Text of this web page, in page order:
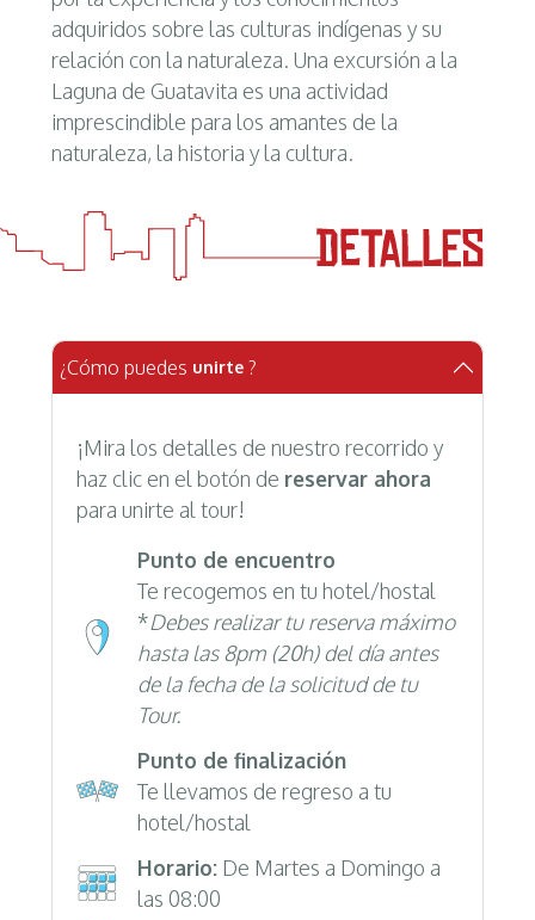
adquiridos sobre las culturas indígenas y su
relación con la naturaleza. Una excursión a la
Laguna de Guatavita es una actividad
imprescindible para los amantes de la
naturaleza, la historia y la cultura.
¿Cómo puedes unirte ?
¡Mira los detalles de nuestro recorrido y
haz clic en el botón de reservar ahora
para unirte al tour!
Punto de encuentro
Te recogemos en tu hotel/hostal
*Debes realizar tu reserva máximo
hasta las 8pm (20h) del día antes
de la fecha de la solicitud de tu
Tour.
Punto de finalización
Te llevamos de regreso a tu
hotel/hostal
Horario:De Martes a Domingo a
las 08:00